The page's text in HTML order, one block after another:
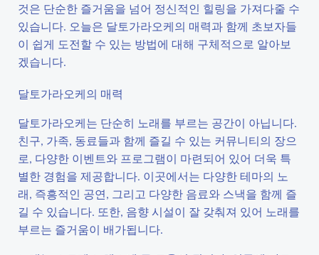
것은 단순한 즐거움을 넘어 정신적인 힐링을 가져다줄 수
있습니다. 오늘은 달토가라오케의 매력과 함께 초보자들
이 쉽게 도전할 수 있는 방법에 대해 구체적으로 알아보
겠습니다.
달토가라오케의 매력
달토가라오케는 단순히 노래를 부르는 공간이 아닙니다.
친구, 가족, 동료들과 함께 즐길 수 있는 커뮤니티의 장으
로, 다양한 이벤트와 프로그램이 마련되어 있어 더욱 특
별한 경험을 제공합니다. 이곳에서는 다양한 테마의 노
래, 즉흥적인 공연, 그리고 다양한 음료와 스낵을 함께 즐
길 수 있습니다. 또한, 음향 시설이 잘 갖춰져 있어 노래를
부르는 즐거움이 배가됩니다.